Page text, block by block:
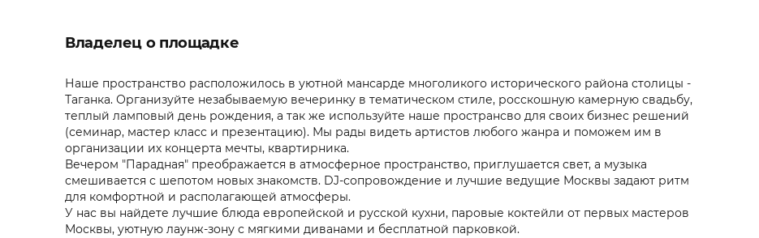
Владелец о площадке
Наше пространство расположилось в уютной мансарде многоликого исторического района столицы -
Таганка. Организуйте незабываемую вечеринку в тематическом стиле, росскошную камерную свадьбу,
теплый ламповый день рождения, а так же используйте наше пространсво для своих бизнес решений
(семинар, мастер класс и презентацию). Мы рады видеть артистов любого жанра и поможем им в
организации их концерта мечты, квартирника.
Вечером "Парадная" преображается в атмосферное пространство, приглушается свет, а музыка
смешивается с шепотом новых знакомств. DJ-сопровождение и лучшие ведущие Москвы задают ритм
для комфортной и располагающей атмосферы.
У нас вы найдете лучшие блюда европейской и русской кухни, паровые коктейли от первых мастеров
Москвы, уютную лаунж-зону с мягкими диванами и бесплатной парковкой.